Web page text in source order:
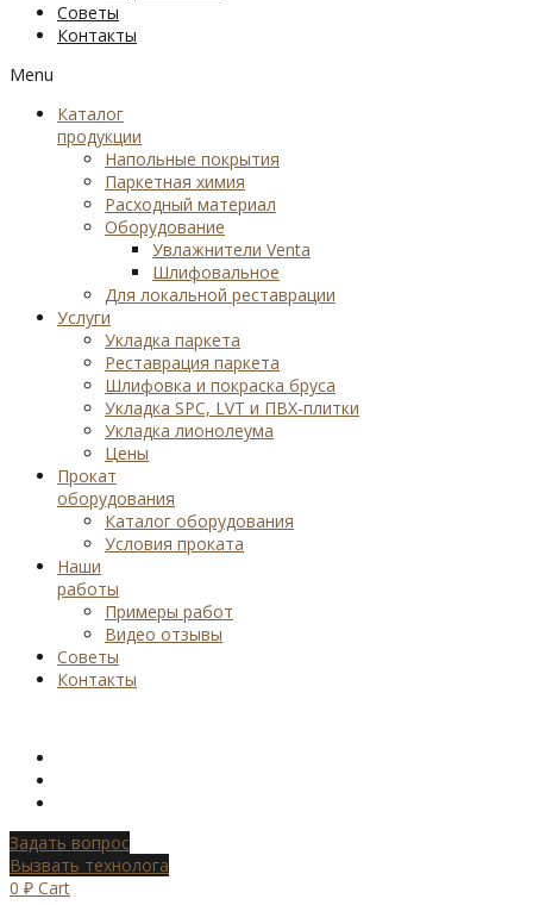
Советы
Контакты
Menu
Каталог
продукции
Напольные покрытия
Паркетная химия
Расходный материал
Оборудование
Увлажнители Venta
Шлифовальное
Для локальной реставрации
Услуги
Укладка паркета
Реставрация паркета
Шлифовка и покраска бруса
Укладка SPC, LVT и ПВХ-плитки
Укладка лионолеума
Цены
Прокат
оборудования
Каталог оборудования
Условия проката
Наши
работы
Примеры работ
Видео отзывы
Советы
Контакты
Задать вопрос
Вызвать технолога
0 ₽ Cart